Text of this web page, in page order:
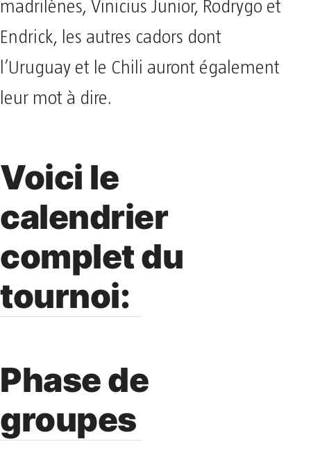
madrilènes, Vinicius Junior, Rodrygo et
Endrick, les autres cadors dont
l’Uruguay et le Chili auront également
leur mot à dire.
Voici le
calendrier
complet du
tournoi:
Phase de
groupes